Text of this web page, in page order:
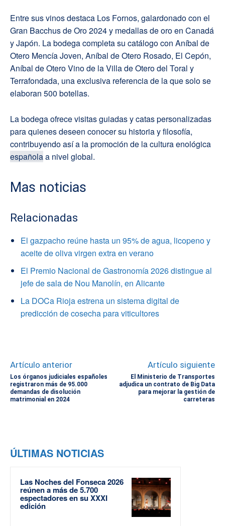
Entre sus vinos destaca Los Fornos, galardonado con el
Gran Bacchus de Oro 2024 y medallas de oro en Canadá
y Japón. La bodega completa su catálogo con Aníbal de
Otero Mencía Joven, Aníbal de Otero Rosado, El Cepón,
Aníbal de Otero Vino de la Villa de Otero del Toral y
Terrafondada, una exclusiva referencia de la que solo se
elaboran 500 botellas.
La bodega ofrece visitas guiadas y catas personalizadas
para quienes deseen conocer su historia y filosofía,
contribuyendo así a la promoción de la cultura enológica
españolaa nivel global.
Mas noticias
Relacionadas
El gazpacho reúne hasta un 95% de agua, licopeno y
aceite de oliva virgen extra en verano
El Premio Nacional de Gastronomía 2026 distingue al
jefe de sala de Nou Manolín, en Alicante
La DOCa Rioja estrena un sistema digital de
predicción de cosecha para viticultores
Artículo anterior
Los órganos judiciales españoles
registraron más de 95.000
demandas de disolución
matrimonial en 2024
Artículo siguiente
El Ministerio de Transportes
adjudica un contrato de Big Data
para mejorar la gestión de
carreteras
ÚLTIMAS NOTICIAS
Las Noches del Fonseca 2026
reúnen a más de 5.700
espectadores en su XXXI
edición